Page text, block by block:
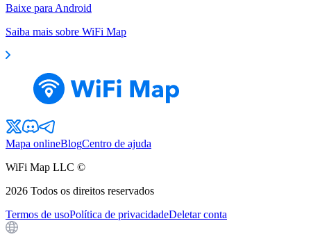
Baixe para Android
Saiba mais sobre WiFi Map
Mapa onlineBlogCentro de ajuda
WiFi Map LLC ©
2026 Todos os direitos reservados
Termos de usoPolítica de privacidadeDeletar conta